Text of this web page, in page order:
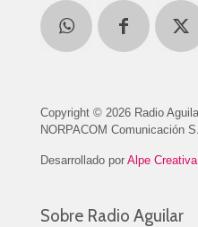
Copyright © 2026 Radio
NORPACOM Comunicación
Desarrollado por Alpe Creativa
Sobre Radio Aguilar